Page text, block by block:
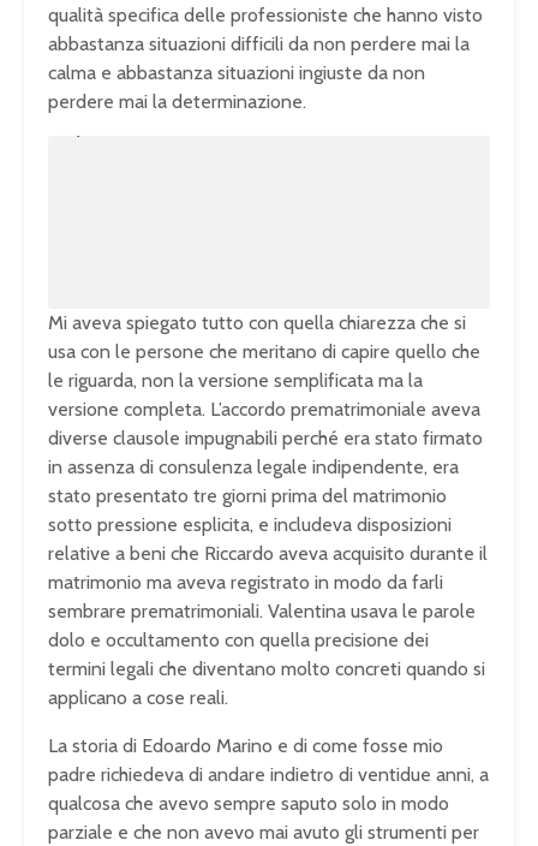
qualità specifica delle professioniste che hanno visto
abbastanza situazioni difficili da non perdere mai la
calma e abbastanza situazioni ingiuste da non
perdere mai la determinazione.
Mi aveva spiegato tutto con quella chiarezza che si
usa con le persone che meritano di capire quello che
le riguarda, non la versione semplificata ma la
versione completa. L’accordo prematrimoniale aveva
diverse clausole impugnabili perché era stato firmato
in assenza di consulenza legale indipendente, era
stato presentato tre giorni prima del matrimonio
sotto pressione esplicita, e includeva disposizioni
relative a beni che Riccardo aveva acquisito durante il
matrimonio ma aveva registrato in modo da farli
sembrare prematrimoniali. Valentina usava le parole
dolo e occultamento con quella precisione dei
termini legali che diventano molto concreti quando si
applicano a cose reali.
La storia di Edoardo Marino e di come fosse mio
padre richiedeva di andare indietro di ventidue anni, a
qualcosa che avevo sempre saputo solo in modo
parziale e che non avevo mai avuto gli strumenti per